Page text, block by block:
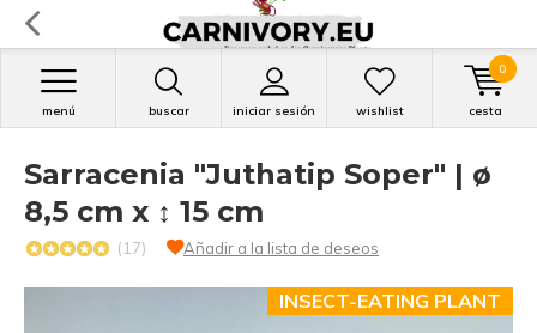
buscar iniciar sesión
menú wishlist cesta
0
Sarracenia "Juthatip Soper" | ø
8,5 cm x ↕ 15 cm
(17) Añadir a la lista de deseos
INSECT-EATING PLANT